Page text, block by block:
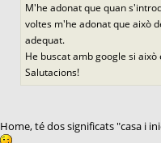
M'he adonat que quan
voltes m'he adonat que això
adequat.
He buscat amb google si
Salutacions!
Home, té dos significats "casa i